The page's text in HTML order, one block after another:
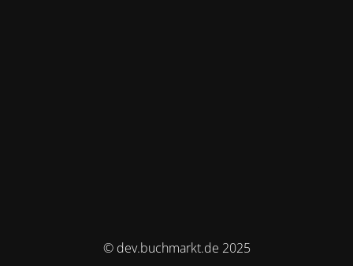
© dev.buchmarkt.de 2025